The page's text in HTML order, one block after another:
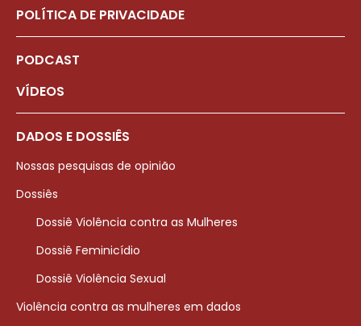
POLÍTICA DE PRIVACIDADE
PODCAST
VÍDEOS
DADOS E DOSSIÊS
Nossas pesquisas de opinião
Dossiês
Dossiê Violência contra as Mulheres
Dossiê Feminicídio
Dossiê Violência Sexual
Violência contra as mulheres em dados